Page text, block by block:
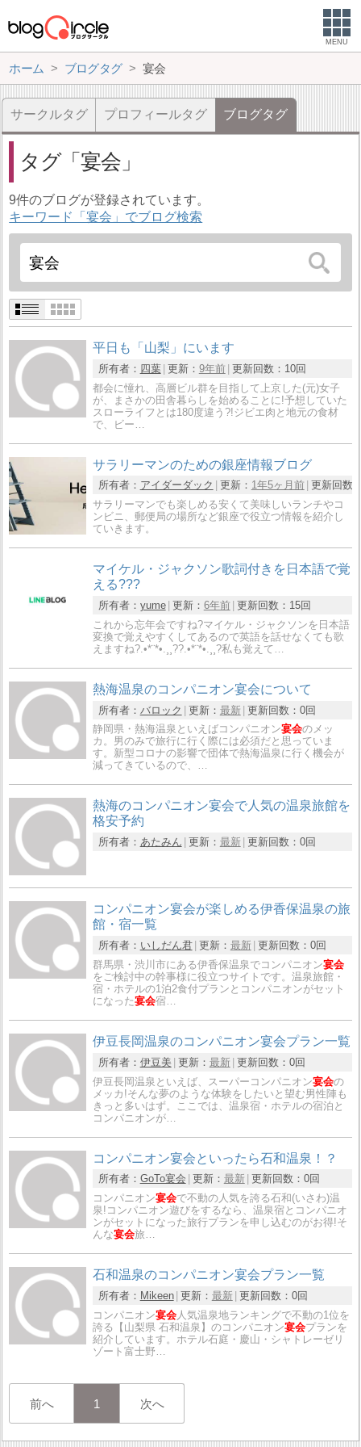
MENU
ホーム ブログタグ 宴会
サークルタグ プロフィールタグ ブログタグ
タグ 宴会
9件のブログが登録されています。
キーワード「宴会」でブログ検索
平日も「山梨」にいます
所有者： 四葉 更新： 9年前 更新回数： 10回
都会に憧れ、高層ビル群を目指して上京した(元)女子
が、まさかの田舎暮らしを始めることに!予想していた
スローライフとは180度違う?!ジビエ肉と地元の食材
で、ビー…
サラリーマンのための銀座情報ブログ
所有者： アイダーダック 更新： 1年5ヶ月前 更新回数
サラリーマンでも楽しめる安くて美味しいランチやコ
ンビニ、郵便局の場所など銀座で役立つ情報を紹介し
ていきます。
マイケル・ジャクソン歌詞付きを日本語で覚
える???
所有者： yume 更新： 6年前 更新回数： 15回
これから忘年会ですね?マイケル・ジャクソンを日本語
変換で覚えやすくしてあるので英語を話せなくても歌
えますね?.•*¨*•.¸¸??.•*¨*•.¸¸?私も覚えて…
熱海温泉のコンパニオン宴会について
所有者： バロック 更新： 最新 更新回数： 0回
静岡県・熱海温泉といえばコンパニオン宴会のメッ
カ。男のみで旅行に行く際には必須だと思っていま
す。新型コロナの影響で団体で熱海温泉に行く機会が
減ってきているので、…
熱海のコンパニオン宴会で人気の温泉旅館を
格安予約
所有者： あたみん 更新： 最新 更新回数： 0回
コンパニオン宴会が楽しめる伊香保温泉の旅
館・宿一覧
所有者： いしだん君 更新： 最新 更新回数： 0回
群馬県・渋川市にある伊香保温泉でコンパニオン宴会
をご検討中の幹事様に役立つサイトです。温泉旅館・
宿・ホテルの1泊2食付プランとコンパニオンがセット
になった宴会宿…
伊豆長岡温泉のコンパニオン宴会プラン一覧
所有者： 伊豆美 更新： 最新 更新回数： 0回
伊豆長岡温泉といえば、スーパーコンパニオン宴会の
メッカ!そんな夢のような体験をしたいと望む男性陣も
きっと多いはず。ここでは、温泉宿・ホテルの宿泊と
コンパニオンが…
コンパニオン宴会といったら石和温泉！？
所有者： GoTo宴会 更新： 最新 更新回数： 0回
コンパニオン宴会で不動の人気を誇る石和(いさわ)温
泉!コンパニオン遊びをするなら、温泉宿とコンパニオ
ンがセットになった旅行プランを申し込むのがお得!そ
んな宴会旅…
石和温泉のコンパニオン宴会プラン一覧
所有者： Mikeen 更新： 最新 更新回数： 0回
コンパニオン宴会 人気温泉地ランキングで不動の1位を
誇る【山梨県 石和温泉】のコンパニオン宴会プランを
紹介しています。ホテル石庭・慶山・シャトレーゼリ
ゾート富士野…
前へ 1 次へ